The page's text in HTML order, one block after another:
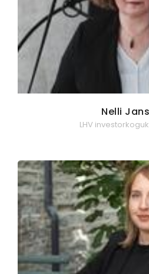
Nelli
LHV